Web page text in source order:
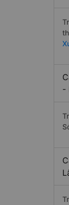
-